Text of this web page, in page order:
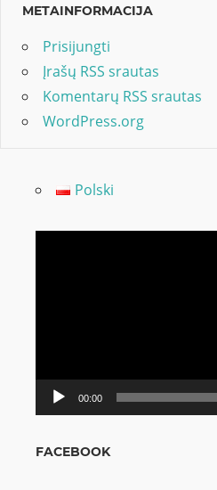
METAINFORMACIJA
Prisijungti
Įrašų RSS srautas
Komentarų RSS srautas
WordPress.org
Polski
00:00
FACEBOOK